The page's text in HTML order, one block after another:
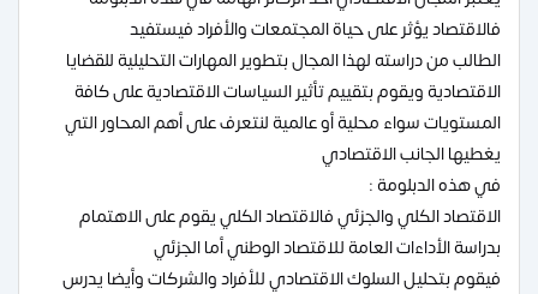
فالاقتصاد يؤثر على حياة المجتمعات والأفراد فيستفيد
الطالب من دراسته لهذا المجال بتطوير المهارات التحليلية للقضايا
الاقتصادية ويقوم بتقييم تأثير السياسات الاقتصادية على كافة
المستويات سواء محلية أو عالمية لنتعرف على أهم المحاور التي
يغطيها الجانب الاقتصادي
في هذه الدبلومة :
الاقتصاد الكلي والجزئي فالاقتصاد الكلي يقوم على الاهتمام
بدراسة الأداءات العامة للاقتصاد الوطني أما الجزئي
فيقوم بتحليل السلوك الاقتصادي للأفراد والشركات وأيضا يدرس